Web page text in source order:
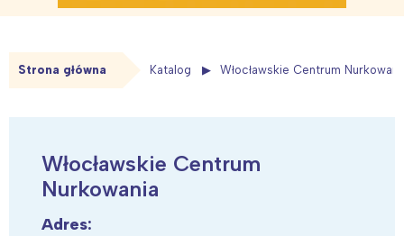
Strona główna Katalog Włocławskie Centrum
Włocławskie Centrum
Nurkowania
Adres: